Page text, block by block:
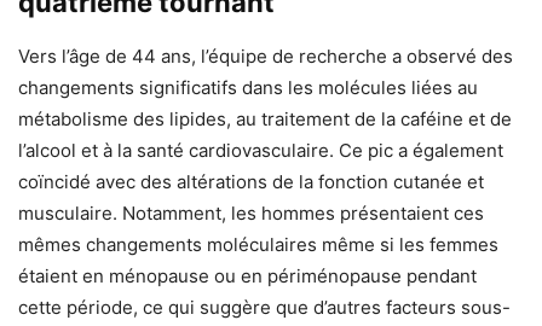
Vers l’âge de 44 ans, l’équipe de recherche a observé des
changements significatifs dans les molécules liées au
métabolisme des lipides, au traitement de la caféine et de
l’alcool et à la santé cardiovasculaire. Ce pic a également
coïncidé avec des altérations de la fonction cutanée et
musculaire. Notamment, les hommes présentaient ces
mêmes changements moléculaires même si les femmes
étaient en ménopause ou en périménopause pendant
cette période, ce qui suggère que d’autres facteurs sous-